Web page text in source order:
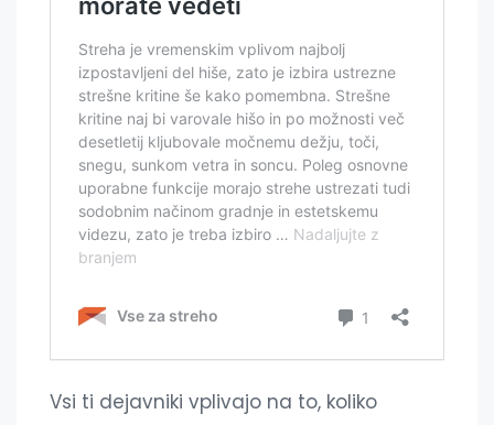
Vsi ti dejavniki vplivajo na to, koliko